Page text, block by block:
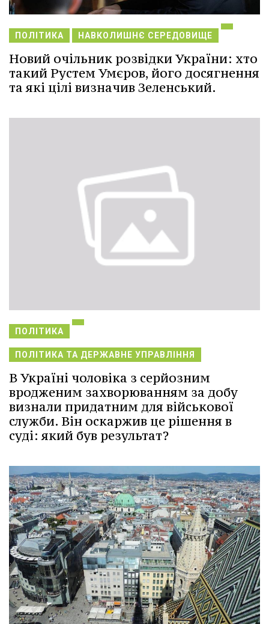
ПОЛІТИКА НАВКОЛИШНЄ СЕРЕДОВИЩЕ
Новий очільник розвідки України: хто
такий Рустем Умєров, його досягнення
та які цілі визначив Зеленський.
ПОЛІТИКА
ПОЛІТИКА ТА ДЕРЖАВНЕ УПРАВЛІННЯ
В Україні чоловіка з серйозним
вродженим захворюванням за добу
визнали придатним для військової
служби. Він оскаржив це рішення в
суді: який був результат?